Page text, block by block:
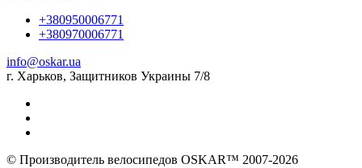
+380950006771
+380970006771
info@oskar.ua
г. Харьков, Защитников Украины 7/8
© Производитель велосипедов OSKAR™ 2007-2026